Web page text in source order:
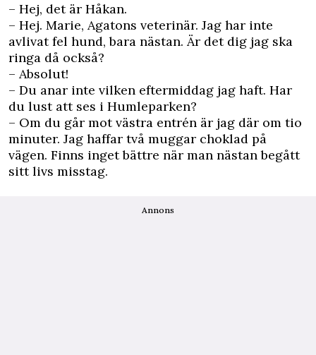
– Hej, det är Håkan.
– Hej. Marie, Agatons veterinär. Jag har inte
avlivat fel hund, bara nästan. Är det dig jag ska
ringa då också?
– Absolut!
– Du anar inte vilken eftermiddag jag haft. Har
du lust att ses i Humleparken?
– Om du går mot västra entrén är jag där om tio
minuter. Jag haffar två muggar choklad på
vägen. Finns inget bättre när man nästan begått
sitt livs misstag.
Annons